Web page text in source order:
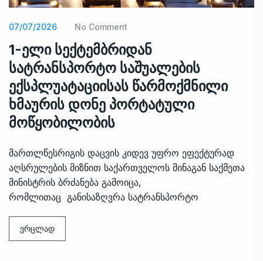
07/07/2026 No Comment
1-ელი სექტემბრიდან
სატრანსპორტო საშუალების
ექსპლუატაციისას წარმოქმნილი
ხმაურის დონე პორტატული
მოწყობილობის
მართლწესრიგის დაცვის კიდევ უფრო ეფექტურად
აღსრულების მიზნით საქართველოს შინაგან საქმეთა
მინისტრის ბრძანება გამოიცა,
რომლითაც განისაზღვრა სატრანსპორტო
ვრცლად